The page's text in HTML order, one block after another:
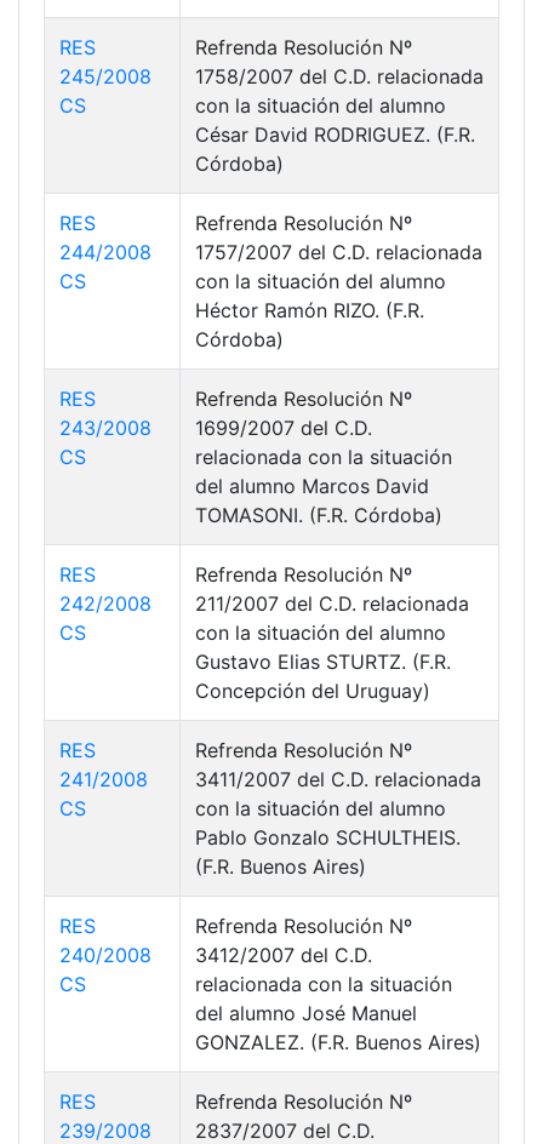
RES
245/2008
CS
Refrenda Resolución Nº
1758/2007 del C.D. relacionada
con la situación del alumno
César David RODRIGUEZ. (F.R.
Córdoba)
RES
244/2008
CS
Refrenda Resolución Nº
1757/2007 del C.D. relacionada
con la situación del alumno
Héctor Ramón RIZO. (F.R.
Córdoba)
RES
243/2008
CS
Refrenda Resolución Nº
1699/2007 del C.D.
relacionada con la situación
del alumno Marcos David
TOMASONI. (F.R. Córdoba)
RES
242/2008
CS
Refrenda Resolución Nº
211/2007 del C.D. relacionada
con la situación del alumno
Gustavo Elias STURTZ. (F.R.
Concepción del Uruguay)
RES
241/2008
CS
Refrenda Resolución Nº
3411/2007 del C.D. relacionada
con la situación del alumno
Pablo Gonzalo SCHULTHEIS.
(F.R. Buenos Aires)
RES
240/2008
CS
Refrenda Resolución Nº
3412/2007 del C.D.
relacionada con la situación
del alumno José Manuel
GONZALEZ. (F.R. Buenos Aires)
RES
239/2008
Refrenda Resolución Nº
2837/2007 del C.D.